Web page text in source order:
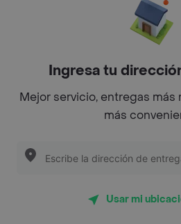
Top Marcas y Cadenas de
Encuéntranos en estos países
App Store Google
Restaurantes cerca de mi para
Ingresa tu
Mejor servicio, entregas
más
Usar mi